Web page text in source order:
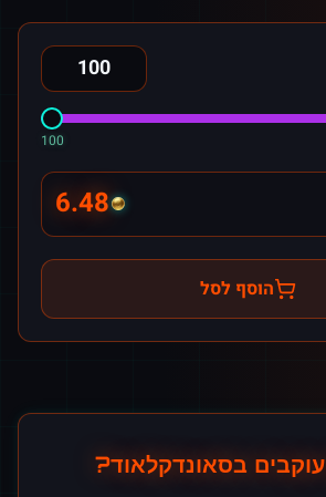
100
6.48
הוסף לסל
עוקבים בסאונדקלאוד?